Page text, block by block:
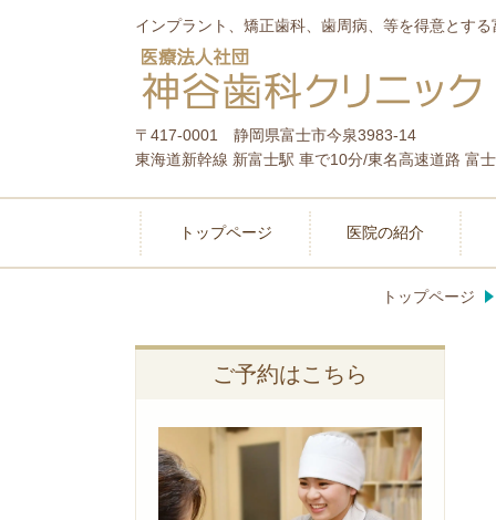
インプラント、矯正歯科、歯周病、等を得意とす
〒417-0001 静岡県富士市今泉3983-14
東海道新幹線 新富士駅 車で10分/東名高速道路 富
トップページ 医院の紹介
トップページ
ご予約はこちら